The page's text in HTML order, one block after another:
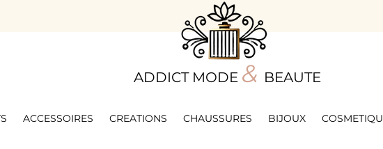
ADDICT MODE & BEAUTE
ACCESSOIRES CREATIONS CHAUSSURES BIJOUX